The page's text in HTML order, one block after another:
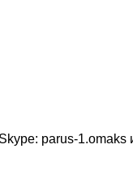
parus-1.omaks